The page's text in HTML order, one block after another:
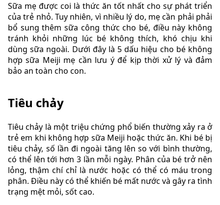
Sữa mẹ được coi là thức ăn tốt nhất cho sự phát triển
của trẻ nhỏ. Tuy nhiên, vì nhiều lý do, mẹ cần phải phải
bổ sung thêm sữa công thức cho bé, điều này không
tránh khỏi những lúc bé không thích, khó chịu khi
dùng sữa ngoài. Dưới đây là 5 dấu hiệu cho bé không
hợp sữa Meiji mẹ cần lưu ý để kịp thời xử lý và đảm
bảo an toàn cho con.
Tiêu chảy
Tiêu chảy là một triệu chứng phổ biến thường xảy ra ở
trẻ em khi không hợp sữa Meiji hoặc thức ăn. Khi bé bị
tiêu chảy, số lần đi ngoài tăng lên so với bình thường,
có thể lên tới hơn 3 lần mỗi ngày. Phân của bé trở nên
lỏng, thậm chí chỉ là nước hoặc có thể có máu trong
phân. Điều này có thể khiến bé mất nước và gây ra tình
trạng mệt mỏi, sốt cao.